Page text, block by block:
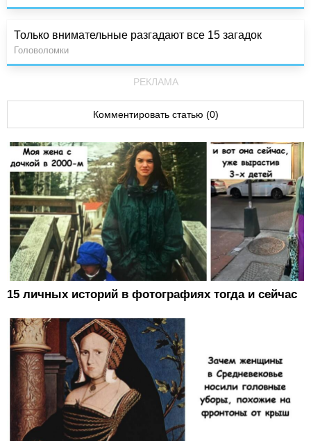
Только внимательные разгадают все 15 загадок
Головоломки
РЕКЛАМА
Комментировать статью (0)
15 личных историй в фотографиях тогда и сейчас